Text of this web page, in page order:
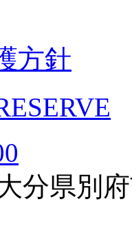
方針
分県別